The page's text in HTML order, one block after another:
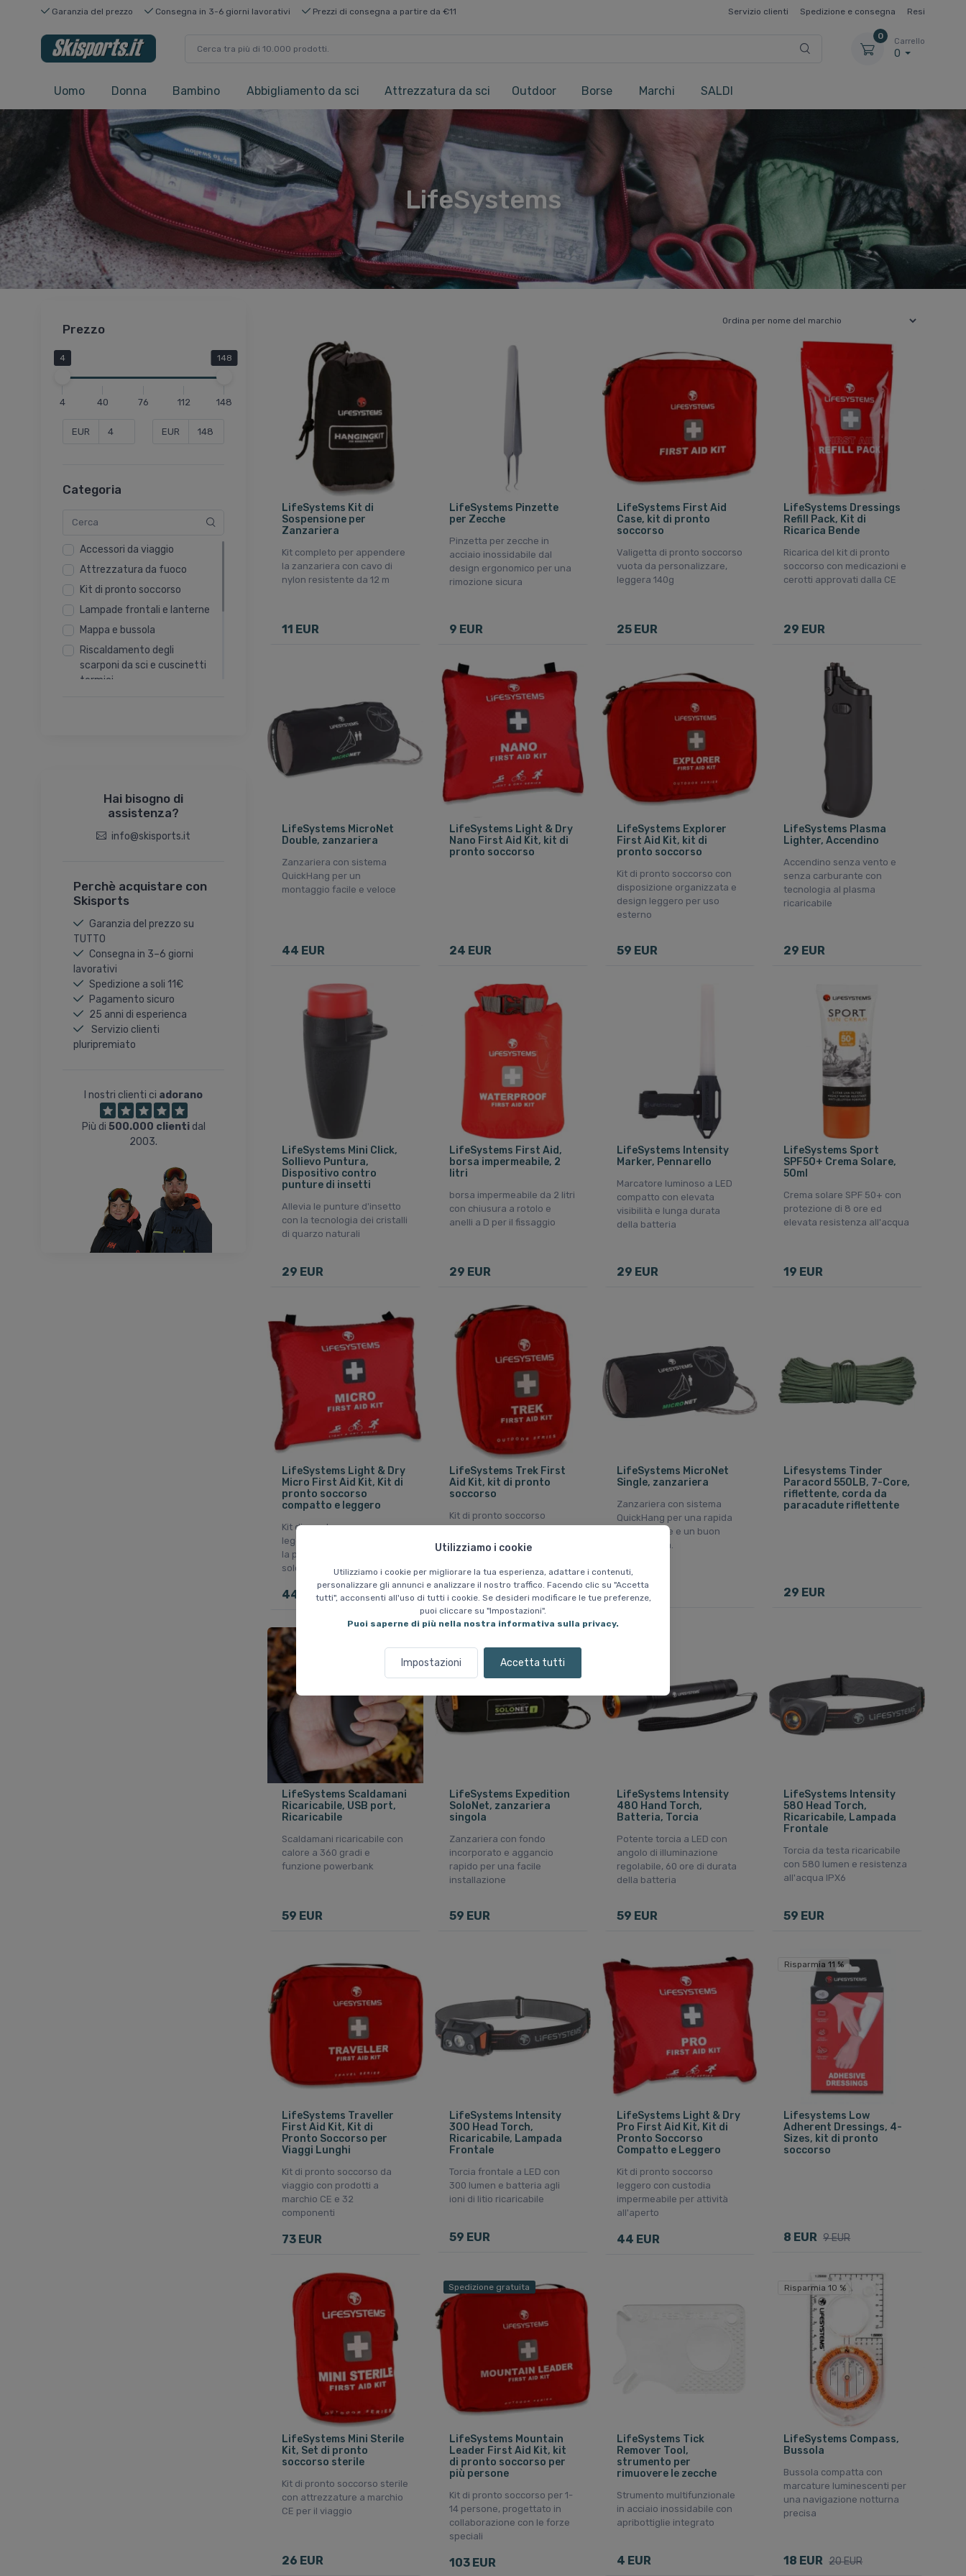
Utilizziamo i cookie
Utilizziamo i cookie per migliorare la tua esperienza, adattare i contenuti,
personalizzare gli annunci e analizzare il nostro traffico. Facendo clic su "Accetta
tutti", acconsenti all'uso di tutti i cookie. Se desideri modificare le tue preferenze,
puoi cliccare su "Impostazioni".
Puoi saperne di più nella nostra informativa sulla privacy.
Impostazioni Accetta tutti
Garanzia del prezzo Consegna in 3-6 giorni lavorativi Prezzi di consegna a partire da €11 Servizio clienti Spedizione e consegna Resi
0
Carrello
0
Uomo Donna Bambino Abbigliamento da sci Attrezzatura da sci Outdoor Borse Marchi SALDI
LifeSystems
Prezzo
4 148
4 40 76 112 148
EUR EUR
Categoria
Accessori da viaggio
Attrezzatura da fuoco
Kit di pronto soccorso
Lampade frontali e lanterne
Mappa e bussola
Riscaldamento degli
scarponi da sci e cuscinetti
termici
Zanzariere e protezione
dagli insetti
Hai bisogno di
assistenza?
info@skisports.it
Perchè acquistare con
Skisports
Garanzia del prezzo su
TUTTO
Consegna in 3–6 giorni
lavorativi
Spedizione a soli 11€
Pagamento sicuro
25 anni di esperienca
Servizio clienti
pluripremiato
I nostri clienti ci adorano
Più di 500.000 clientidal
2003.
LifeSystems Kit di
Sospensione per
Zanzariera
Kit completo per appendere
la zanzariera con cavo di
nylon resistente da 12 m
11 EUR
LifeSystems Pinzette
per Zecche
Pinzetta per zecche in
acciaio inossidabile dal
design ergonomico per una
rimozione sicura
9 EUR
LifeSystems First Aid
Case, kit di pronto
soccorso
Valigetta di pronto soccorso
vuota da personalizzare,
leggera 140g
25 EUR
LifeSystems Dressings
Refill Pack, Kit di
Ricarica Bende
Ricarica del kit di pronto
soccorso con medicazioni e
cerotti approvati dalla CE
29 EUR
LifeSystems MicroNet
Double, zanzariera
Zanzariera con sistema
QuickHang per un
montaggio facile e veloce
44 EUR
LifeSystems Light & Dry
Nano First Aid Kit, kit di
pronto soccorso
24 EUR
LifeSystems Explorer
First Aid Kit, kit di
pronto soccorso
Kit di pronto soccorso con
disposizione organizzata e
design leggero per uso
esterno
59 EUR
LifeSystems Plasma
Lighter, Accendino
Accendino senza vento e
senza carburante con
tecnologia al plasma
ricaricabile
29 EUR
LifeSystems Mini Click,
Sollievo Puntura,
Dispositivo contro
punture di insetti
Allevia le punture d'insetto
con la tecnologia dei cristalli
di quarzo naturali
29 EUR
LifeSystems First Aid,
borsa impermeabile, 2
litri
borsa impermeabile da 2 litri
con chiusura a rotolo e
anelli a D per il fissaggio
29 EUR
LifeSystems Intensity
Marker, Pennarello
Marcatore luminoso a LED
compatto con elevata
visibilità e lunga durata
della batteria
29 EUR
LifeSystems Sport
SPF50+ Crema Solare,
50ml
Crema solare SPF 50+ con
protezione di 8 ore ed
elevata resistenza all'acqua
19 EUR
LifeSystems Light & Dry
Micro First Aid Kit, Kit di
pronto soccorso
compatto e leggero
Kit di pronto soccorso
leggero con compresse per
la purificazione dell'acqua,
solo 135g
44 EUR
LifeSystems Trek First
Aid Kit, kit di pronto
soccorso
Kit di pronto soccorso
lesioni minori, con un peso
42 EUR
LifeSystems MicroNet
Single, zanzariera
Zanzariera con sistema
QuickHang per una rapida
installazione e un buon
flusso d'aria.
42 EUR
Lifesystems Tinder
Paracord 550LB, 7-Core,
riflettente, corda da
paracadute riflettente
29 EUR
LifeSystems Scaldamani
Ricaricabile, USB port,
Ricaricabile
Scaldamani ricaricabile con
calore a 360 gradi e
funzione powerbank
59 EUR
LifeSystems Expedition
SoloNet, zanzariera
singola
Zanzariera con fondo
incorporato e aggancio
rapido per una facile
installazione
59 EUR
LifeSystems Intensity
480 Hand Torch,
Batteria, Torcia
Potente torcia a LED con
angolo di illuminazione
regolabile, 60 ore di durata
della batteria
59 EUR
LifeSystems Intensity
580 Head Torch,
Ricaricabile, Lampada
Frontale
Torcia da testa ricaricabile
con 580 lumen e resistenza
all'acqua IPX6
59 EUR
LifeSystems Traveller
First Aid Kit, Kit di
Pronto Soccorso per
Viaggi Lunghi
Kit di pronto soccorso da
viaggio con prodotti a
marchio CE e 32
componenti
73 EUR
LifeSystems Intensity
300 Head Torch,
Ricaricabile, Lampada
Frontale
Torcia frontale a LED con
300 lumen e batteria agli
ioni di litio ricaricabile
59 EUR
LifeSystems Light & Dry
Pro First Aid Kit, Kit di
Pronto Soccorso
Compatto e Leggero
Kit di pronto soccorso
leggero con custodia
impermeabile per attività
all'aperto
44 EUR
Risparmia 11 %
Lifesystems Low
Adherent Dressings, 4-
Sizes, kit di pronto
soccorso
8 EUR 9 EUR
LifeSystems Mini Sterile
Kit, Set di pronto
soccorso sterile
Kit di pronto soccorso sterile
con attrezzature a marchio
CE per il viaggio
26 EUR
Spedizione gratuita
LifeSystems Mountain
Leader First Aid Kit, kit
di pronto soccorso per
più persone
Kit di pronto soccorso per 1-
14 persone, progettato in
collaborazione con le forze
speciali
103 EUR
LifeSystems Tick
Remover Tool,
strumento per
rimuovere le zecche
Strumento multifunzionale
in acciaio inossidabile con
apribottiglie integrato
4 EUR
Risparmia 10 %
LifeSystems Compass,
Bussola
Bussola compatta con
marcature luminescenti per
una navigazione notturna
precisa
18 EUR 20 EUR